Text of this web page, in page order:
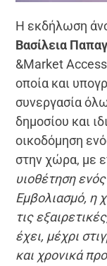
Η εκδήλωση
Βασίλεια
&Market
οποία και
συνεργασία
δημοσίου και
οικοδόμηση
στην χώρα, με
υιοθέτηση
Εμβολιασμό, η
τις
έχει, μέχρι
και χρονικά